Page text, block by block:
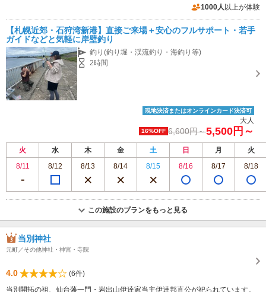
1000人 以上が体験
【札幌近郊・石狩湾新港】直接ご来場＋安心のフルサポート・若手
ガイドなどと気軽に岸壁釣り
釣り(釣り堀・渓流釣り・海釣り等)
2時間
現地決済またはオンラインカード決済可
大人
16%OFF 6,600円～5,500円～
火 水 木 金 土 日 月
火
8/11
8/12 8/13 8/14 8/15 8/16 8/17 8/18
この施設のプランをもっと見る
当別神社
元町／その他神社・神宮・寺院
4.0
(6件)
当別開拓の祖、仙台藩一門・岩出山伊達家当主伊達邦直公が祀られています。